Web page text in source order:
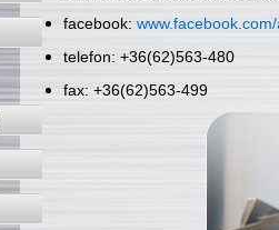
facebook:
telefon: +36(62)563-480
fax: +36(62)563-499